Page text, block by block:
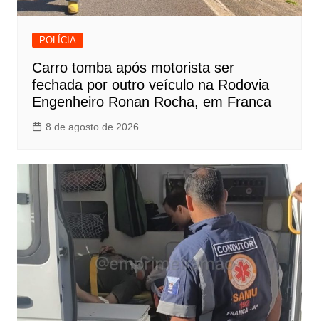
POLÍCIA
Carro tomba após motorista ser
fechada por outro veículo na Rodovia
Engenheiro Ronan Rocha, em Franca
8 de agosto de 2026